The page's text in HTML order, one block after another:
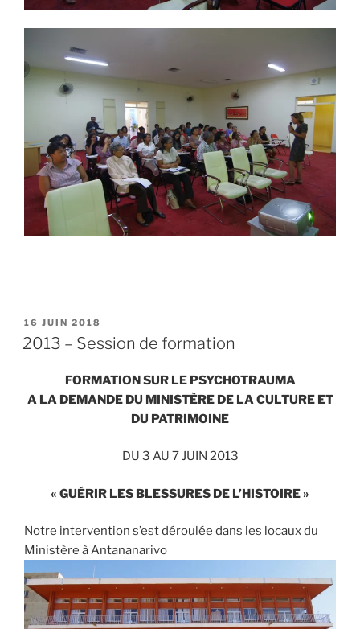
PUBLIÉ
LE
16 JUIN 2018
2013 – Session de formation
FORMATION SUR LE PSYCHOTRAUMA
A LA DEMANDE DU MINISTÈRE DE LA CULTURE ET
DU PATRIMOINE
DU 3 AU 7 JUIN 2013
« GUÉRIR LES BLESSURES DE L’HISTOIRE »
Notre intervention s’est déroulée dans les locaux du
Ministère à Antananarivo